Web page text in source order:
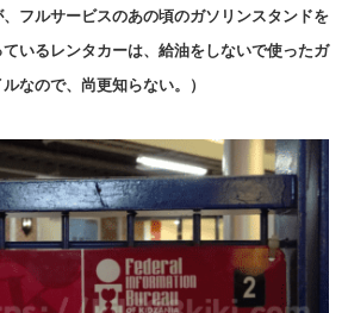
フルサービスのあの頃のガソリンスタンドを
いるレンタカーは、給油をしないで使ったガ
なので、尚更知らない。）